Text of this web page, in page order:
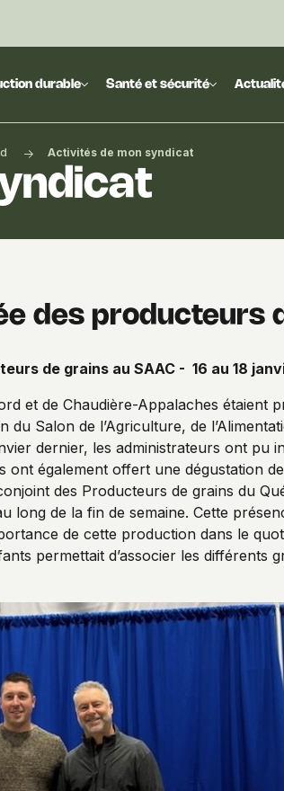
durable Santé et sécurité
Activités de mon syndicat
des producteurs
de grains au SAAC - 16 au 18
et de Chaudière-Appalaches étaient
du Salon de l’Agriculture, de
dernier, les administrateurs ont pu
ont également offert une dégustation
des Producteurs de grains du
long de la fin de semaine. Cette
de cette production dans le
permettait d’associer les différents